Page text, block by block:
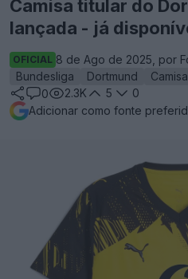
Camisa titular do
lançada - já
OFICIAL 8 de Ago de 2025, por
Bundesliga
Dortmund
0
2.3K 5
0
Adicionar como fonte